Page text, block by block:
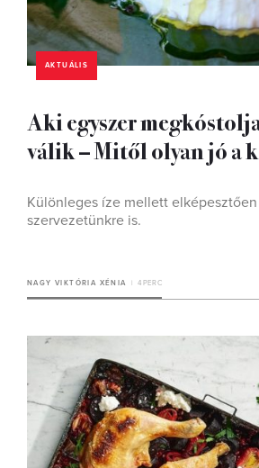
AKTUÁLIS
Aki egyszer
válik – Mitől olyan jó a
Különleges íze mellett elképesztően
szervezetünkre is.
NAGY VIKTÓRIA XÉNIA 4 PERC